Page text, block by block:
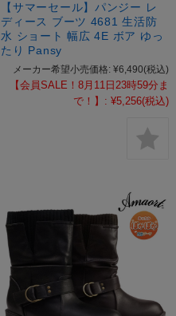
【サマーセール】パンジー レ
ディース ブーツ 4681 生活防
水 ショート 幅広 4E ボア ゆっ
たり Pansy
メーカー希望小売価格: ¥6,490(税込)
【会員SALE！8月11日23時59分ま
で！】: ¥5,256(税込)